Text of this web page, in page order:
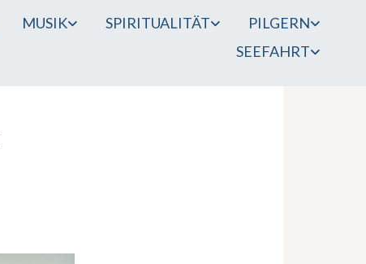
MUSIK SPIRITUALITÄT
PILGERN
SEEFAHRT